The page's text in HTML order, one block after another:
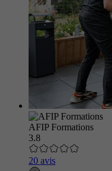
AFIP Formations
3.8
20 avis